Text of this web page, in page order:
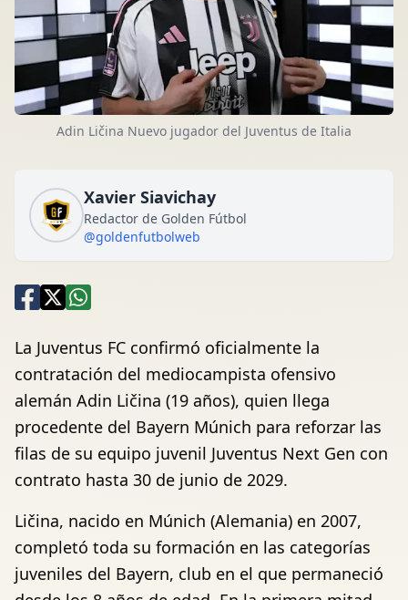
Adin Ličina Nuevo jugador del Juventus de Italia
Xavier Siavichay
Redactor de Golden Fútbol
@goldenfutbolweb
La Juventus FC confirmó oficialmente la
contratación del mediocampista ofensivo
alemán Adin Ličina (19 años), quien llega
procedente del Bayern Múnich para reforzar las
filas de su equipo juvenil Juventus Next Gen con
contrato hasta 30 de junio de 2029.
Ličina, nacido en Múnich (Alemania) en 2007,
completó toda su formación en las categorías
juveniles del Bayern, club en el que permaneció